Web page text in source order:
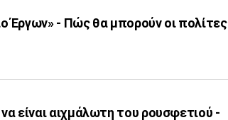
Έργων» - Πώς θα μπορούν οι πολίτες
είναι αιχμάλωτη του ρουσφετιού -